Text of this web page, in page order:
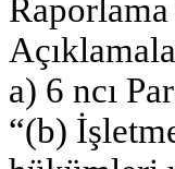
a) 6 ncı
“(b)